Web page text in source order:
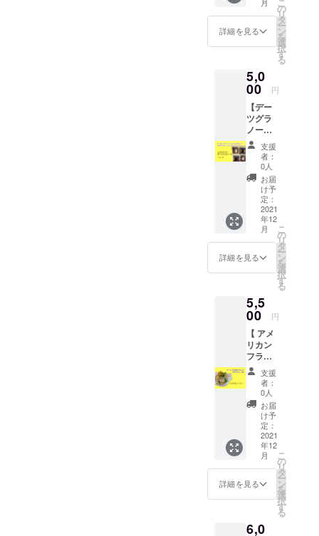
ト／プ
ルーン
（アメ
リカ
カル
ニア
産） ・
ぶどう
／白い
ちじく
（イラ
ン産）
・パイ
ナップ
ル／バ
ナナ／
ジャッ
クフ
ルーツ
（スリ
ランカ
産） ・
マヤカ
カオ
シコ
産） ・
ゴール
ドキウ
イ
（ニュ
ージー
ランド
産） ・
マン
ゴー
（アフ
リカ
産） ・
デーツ
（アメ
リカ
産
UAE
ラン
ゴー、
く、キ
ウィ、
シュー
ナッ
ツ、ピ
スタチ
オ、く
るみ、
マカダ
ミア
ナッ
ツ、
アーモ
ンド ※
トッピ
ングの
ナッツ
ルーツ
は予告
更する
場合が
ござい
ます。
1.5g）
りで、
蔗糖0、
1.25
倍、カ
ロリー
控えめ
で安心
してお
使いい
ただけ
ます。
ＵＡＥ
(アラブ
首長国
連邦)よ
り、直
接輸入
りま
す。
長期間
保ちま
す。 賞
存食に
も最適
です。
ぶどう
やデー
ツやイ
チジク
は、古
代より
保存食
として
大切に
されて
きまし
た。 ぜ
食にも
どう
存料も
使って
いな
い、無
添加の
フレッ
シュド
ライフ
ルーツ
は お子
さまか
らご年
配の方
まで、
幅広い
方に喜
んで頂
す。 そ
トラッ
ピング
付き* ・
道、沖
縄、離
島の方
への発
送はギ
フト
ラッピ
ング無
しとな
りま
す。ご
了承く
ださ
い。 ●
原材
料 ・
エリコ
より、
直輸入
のデー
ツ。 死
海の
畔、エ
リコの
農場で
丹精込
めて作
られ
た、気
品あふ
れる、
芳醇な
さの
デーツ
食べた
限：お
届け
後、約
７ヶ
月 ●
内容 ・
ムクナ
コー
ヒー
64g
（8g×8
パッ
ク） ・
感謝の
お手紙
●原材
料 ・
ムクナ
豆（九
州産）
ムクナ
豆を焙
まし
た。ノ
ンカ
フェイ
ンなの
で安心
です♪
ドリッ
プコー
ヒーと
同じ要
領でお
飲みい
ただけ
ます。
ジャッ
クと豆
たムク
詳細を見る
の
リ
タ
ー
ン
を
選
択
す
る
5,0
00 円
【デー
ツグラ
ノーラ
135g
４種類
セット
】送
料・消
費税込
届け予
定12月
下
旬 ・
賞味期
限：お
後、約
6ヶ月
・レ
ター
パック
でお届
けしま
セット
内容 ・
デーツ
グラ
ノーラ
４種類
セッ
ト
135g ×
■デーツ
支援
者：
0人
お届
け予
定：
2021
年12
月
詳細を見る
こ
の
リ
タ
ー
ン
を
選
択
す
る
5,5
00 円
【 アメ
リカン
フラ
ワー 】
消費税
込・送
料込
＊ 一部
地域を
除く 透
き通っ
た美し
い花束
は、プ
レゼン
トとし
気で
支援
者：
0人
お届
け予
定：
2021
年12
月
詳細を見る
こ
の
リ
タ
ー
ン
を
選
択
す
る
6,0